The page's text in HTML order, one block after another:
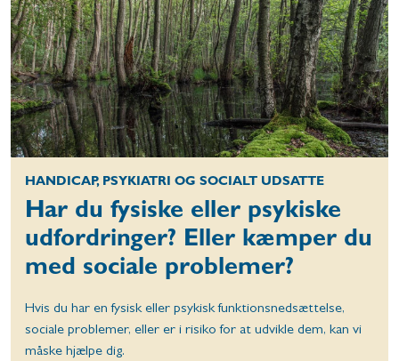
HANDICAP, PSYKIATRI OG SOCIALT UDSATTE
Har du fysiske eller psykiske
udfordringer? Eller kæmper du
med sociale problemer?
Hvis du har en fysisk eller psykisk funktionsnedsættelse,
sociale problemer, eller er i risiko for at udvikle dem, kan vi
måske hjælpe dig.